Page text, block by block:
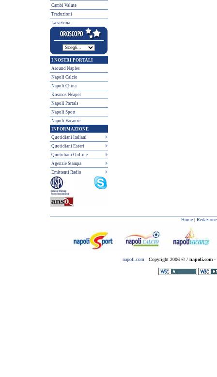
Cambi Valute
Traduzioni
La vetrina
I NOSTRI PORTALI
Around Naples
Napoli Calcio
Napoli China
Kosmos Neapel
Napoli Portals
Napoli Sport
Napoli Vacanze
INFORMAZIONE
Quotidiani Italiani
Quotidiani Esteri
Quotidiani OnLine
Agenzie Stampa
Emittenti Radio
Home| Redazione
napoli.com Copyright 2006 © / napoli.com-